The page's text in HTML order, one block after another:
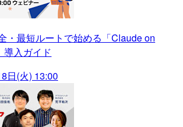
・最短ルートで始める「Claude on
導入ガイド
日(火) 13:00